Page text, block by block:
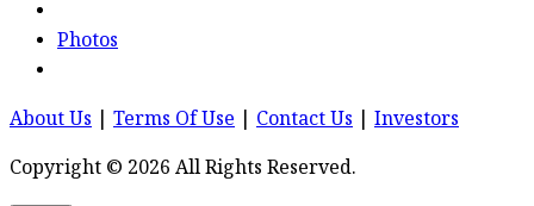
Photos
About Us Terms Of Use Contact Us
Investors
Copyright © 2026 All Rights Reserved.